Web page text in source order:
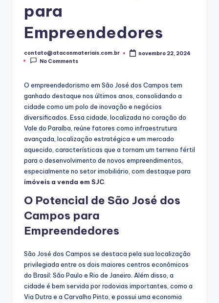
para
Empreendedores
Posted
by
contato@ataconmateriais.com.br
novembro 22, 2024
No Comments
O empreendedorismo em São José dos Campos tem
ganhado destaque nos últimos anos, consolidando a
cidade como um polo de inovação e negócios
diversificados. Essa cidade, localizada no coração do
Vale do Paraíba, reúne fatores como infraestrutura
avançada, localização estratégica e um mercado
aquecido, características que a tornam um terreno fértil
para o desenvolvimento de novos empreendimentos,
especialmente no setor imobiliário, com destaque para
imóveis a venda em SJC
O Potencial de São José dos
Campos para
Empreendedores
São José dos Campos se destaca pela sua localização
privilegiada entre os dois maiores centros econômicos
do Brasil: São Paulo e Rio de Janeiro. Além disso, a
cidade é bem servida por rodovias importantes, como a
Via Dutra e a Carvalho Pinto, e possui uma economia